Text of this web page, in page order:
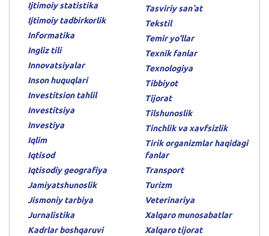
Ijtimoiy statistika
Ijtimoiy tadbirkorlik
Informatika
Ingliz tili
Innovatsiyalar
Inson huquqlari
Investitsion tahlil
Investitsiya
Investiya
Iqlim
Iqtisod
Iqtisodiy geografiya
Jamiyatshunoslik
Jismoniy tarbiya
Jurnalistika
Kadrlar boshqaruvi
Tasviriy sanʼat
Tekstil
Temir yo'llar
Texnik fanlar
Texnologiya
Tibbiyot
Tijorat
Tilshunoslik
Tinchlik va xavfsizlik
Tirik organizmlar haqidagi
fanlar
Transport
Turizm
Veterinariya
Xalqaro munosabatlar
Xalqaro tijorat